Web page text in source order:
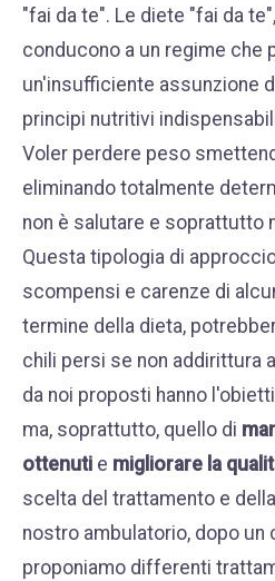
"fai da te". Le diete "fai da
conducono a un regime che
un'insufficiente assunzione
principi nutritivi
Voler perdere peso
eliminando totalmente
non è salutare e soprattutto
Questa tipologia di
scompensi e carenze di
termine della dieta,
chili persi se non addirittura
da noi proposti hanno
ma, soprattutto, quello di
ottenuti e migliorare la
scelta del trattamento e
nostro ambulatorio, dopo un
proponiamo differenti